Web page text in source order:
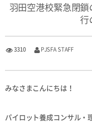
羽田空港校緊急閉
行
3310 PJSFA STAFF
みなさまこんにちは！
パイロット養成コンサル・